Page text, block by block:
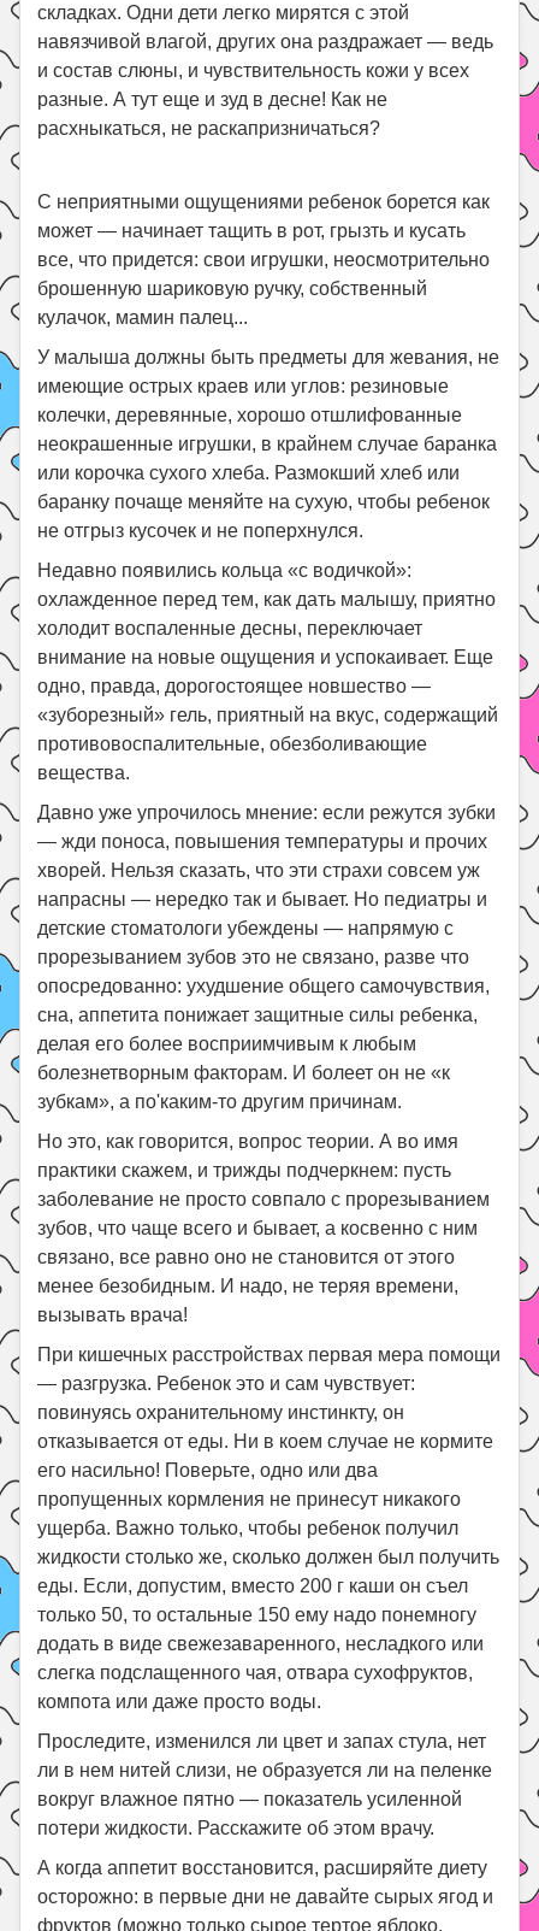
складках. Одни дети легко мирятся с этой
навязчивой влагой, других она раздражает — ведь
и состав слюны, и чувствительность кожи у всех
разные. А тут еще и зуд в десне! Как не
расхныкаться, не раскапризничаться?
С неприятными ощущениями ребенок борется как
может — начинает тащить в рот, грызть и кусать
все, что придется: свои игрушки, неосмотрительно
брошенную шариковую ручку, собственный
кулачок, мамин палец...
У малыша должны быть предметы для жевания, не
имеющие острых краев или углов: резиновые
колечки, деревянные, хорошо отшлифованные
неокрашенные игрушки, в крайнем случае баранка
или корочка сухого хлеба. Размокший хлеб или
баранку почаще меняйте на сухую, чтобы ребенок
не отгрыз кусочек и не поперхнулся.
Недавно появились кольца «с водичкой»:
охлажденное перед тем, как дать малышу, приятно
холодит воспаленные десны, переключает
внимание на новые ощущения и успокаивает. Еще
одно, правда, дорогостоящее новшество —
«зуборезный» гель, приятный на вкус, содержащий
противовоспалительные, обезболивающие
вещества.
Давно уже упрочилось мнение: если режутся зубки
— жди поноса, повышения температуры и прочих
хворей. Нельзя сказать, что эти страхи совсем уж
напрасны — нередко так и бывает. Но педиатры и
детские стоматологи убеждены — напрямую с
прорезыванием зубов это не связано, разве что
опосредованно: ухудшение общего самочувствия,
сна, аппетита понижает защитные силы ребенка,
делая его более восприимчивым к любым
болезнетворным факторам. И болеет он не «к
зубкам», а по'каким-то другим причинам.
Но это, как говорится, вопрос теории. А во имя
практики скажем, и трижды подчеркнем: пусть
заболевание не просто совпало с прорезыванием
зубов, что чаще всего и бывает, а косвенно с ним
связано, все равно оно не становится от этого
менее безобидным. И надо, не теряя времени,
вызывать врача!
При кишечных расстройствах первая мера помощи
— разгрузка. Ребенок это и сам чувствует:
повинуясь охранительному инстинкту, он
отказывается от еды. Ни в коем случае не кормите
его насильно! Поверьте, одно или два
пропущенных кормления не принесут никакого
ущерба. Важно только, чтобы ребенок получил
жидкости столько же, сколько должен был получить
еды. Если, допустим, вместо 200 г каши он съел
только 50, то остальные 150 ему надо понемногу
додать в виде свежезаваренного, несладкого или
слегка подслащенного чая, отвара сухофруктов,
компота или даже просто воды.
Проследите, изменился ли цвет и запах стула, нет
ли в нем нитей слизи, не образуется ли на пеленке
вокруг влажное пятно — показатель усиленной
потери жидкости. Расскажите об этом врачу.
А когда аппетит восстановится, расширяйте диету
осторожно: в первые дни не давайте сырых ягод и
фруктов (можно только сырое тертое яблоко,